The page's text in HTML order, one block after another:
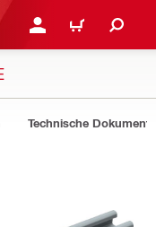
ANMELDEN ODER
WARENKORB
Technische Dokumente